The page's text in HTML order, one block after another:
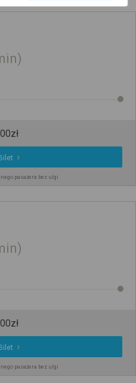
00zł
pasażera bez ulgi
00zł
pasażera bez ulgi